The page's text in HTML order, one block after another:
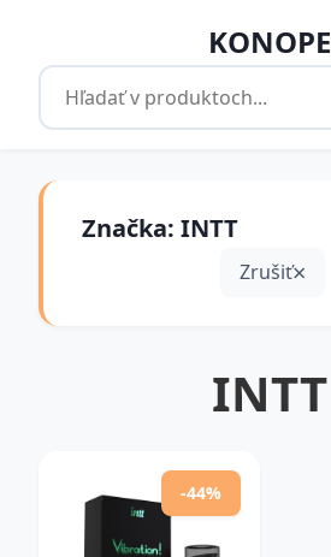
KONOPE
Značka: INTT
Zrušiť
INTT
-44%